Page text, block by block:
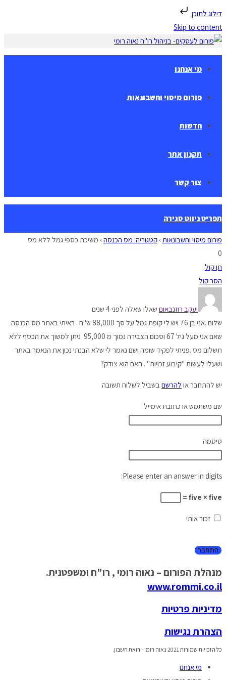
דילוג לתוכן
Skip to content
מי אנחנו
פורום מיסוי וחשבונאות
חדשות
תקנון אתר
צור קשר
תפריט ניווט סגירה
פורום מיסוי וחשבונאות› קטגוריה: מס הכנסה› משיכת כספי גמל ללא מס
0
תן קול
הסר קול
יעקב רוזנבאום שאלו שאלה לפני 4 שנים
שלום .אני בן 76 ויש לי קופת גמל על סך 88,000 ש"ח . ראיתי באתר מס הכנסה
שאם אני מעל גיל 67 וסכום הצבירה נמוך מ 95,000 ניתן למשוך את הכסף ללא
תשלום מס .פניתי לפקיד שומה ושם נאמר לי שלא הבנתי נכון את הנאמר באתר
ושעלי לעשות "קיבוע זכויות" . האם הוא צודק?
יש להתחבר או להרשם בשביל לשלוח תשובה
שם משתמש או כתובת אימייל
סיסמה
Please enter an answer in digits:
five × five =
זכור אותי
מנהלת הפורום – נאוה רומי , רו"ח ומשפטנית.
www.rommi.co.il
מדיניות פרטיות
הצהרת נגישות
כל הזכויות שמורות 2021 נאוה רומי - רואת חשבון.
מי אנחנו